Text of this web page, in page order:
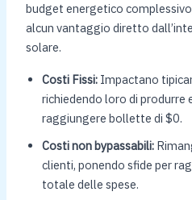
budget energetico
alcun vantaggio diretto
solare.
Costi Fissi:Impactano
richiedendo loro di produrre
raggiungere bollette di $0.
Costi non bypassabili:
clienti, ponendo sfide per
totale delle spese.